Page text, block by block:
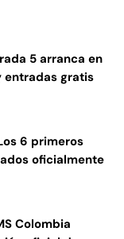
5 arranca en
entradas gratis
6 primeros
oficialmente
Colombia